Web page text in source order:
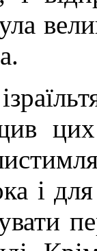
цих
і для